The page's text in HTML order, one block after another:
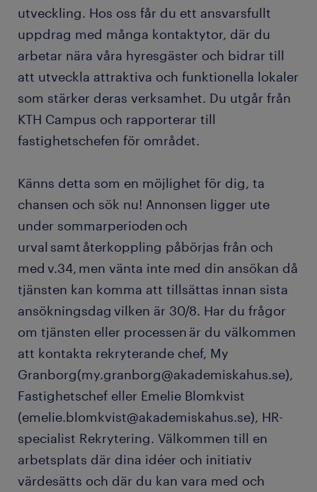
utveckling. Hos oss får du ett ansvarsfullt
uppdrag med många kontaktytor, där du
arbetar nära våra hyresgäster och bidrar till
att utveckla attraktiva och funktionella lokaler
som stärker deras verksamhet. Du utgår från
KTH Campus och rapporterar till
fastighetschefen för området.
Känns detta som en möjlighet för dig, ta
chansen och sök nu! Annonsen ligger ute
under sommarperioden och
urval samt återkoppling påbörjas från och
med v.34, men vänta inte med din ansökan då
tjänsten kan komma att tillsättas innan sista
ansökningsdag vilken är 30/8. Har du frågor
om tjänsten eller processen är du välkommen
att kontakta rekryterande chef, My
Granborg(my.granborg@akademiskahus.se),
Fastighetschef eller Emelie Blomkvist
(emelie.blomkvist@akademiskahus.se), HR-
specialist Rekrytering. Välkommen till en
arbetsplats där dina idéer och initiativ
värdesätts och där du kan vara med och